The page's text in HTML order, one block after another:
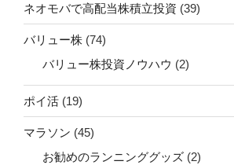
ネオモバで高配当株積立投資 (39)
バリュー株 (74)
バリュー株投資ノウハウ (2)
ポイ活 (19)
マラソン (45)
お勧めのランニンググッズ (2)